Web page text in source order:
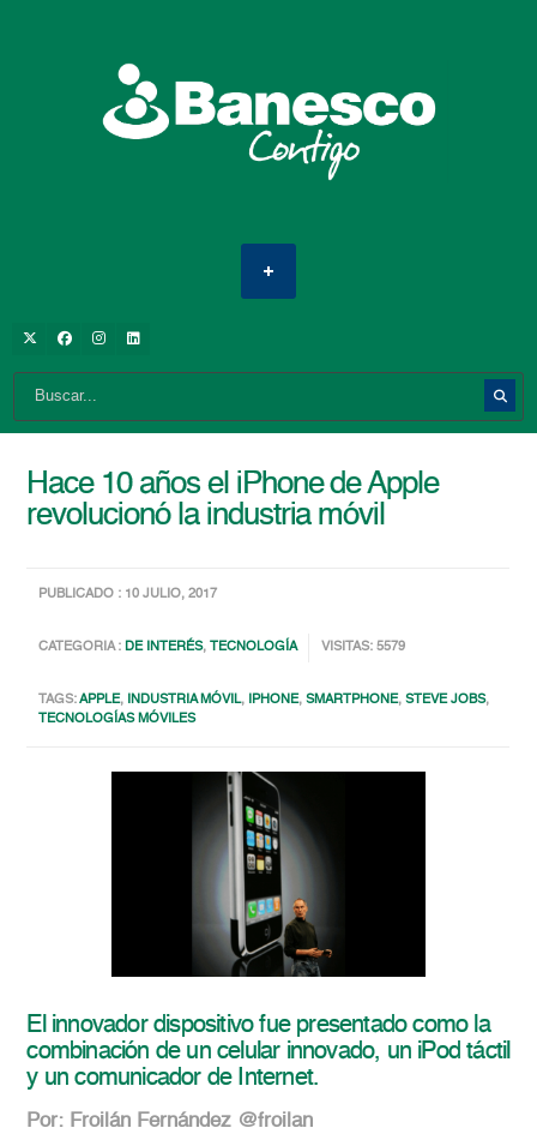
Hace 10 años el iPhone de Apple
revolucionó la industria móvil
PUBLICADO : 10 JULIO, 2017
CATEGORIA :DE INTERÉS, TECNOLOGÍA VISITAS: 5579
TAGS:APPLE, INDUSTRIA MÓVIL, IPHONE,SMARTPHONE,STEVE JOBS,
TECNOLOGÍAS MÓVILES
El innovador dispositivo fue presentado como la
combinación de un celular innovado, un iPod táctil
y un comunicador de Internet.
Por: Froilán Fernández @froilan